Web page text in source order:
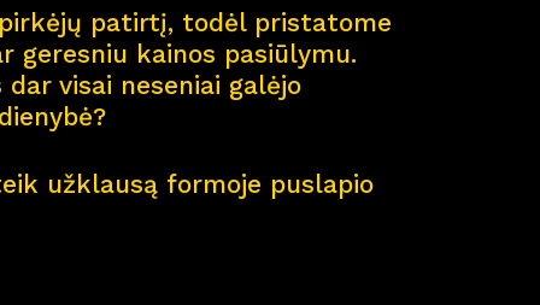
patirtį, todėl pristatome
geresniu kainos pasiūlymu.
visai neseniai galėjo
užklausą formoje puslapio